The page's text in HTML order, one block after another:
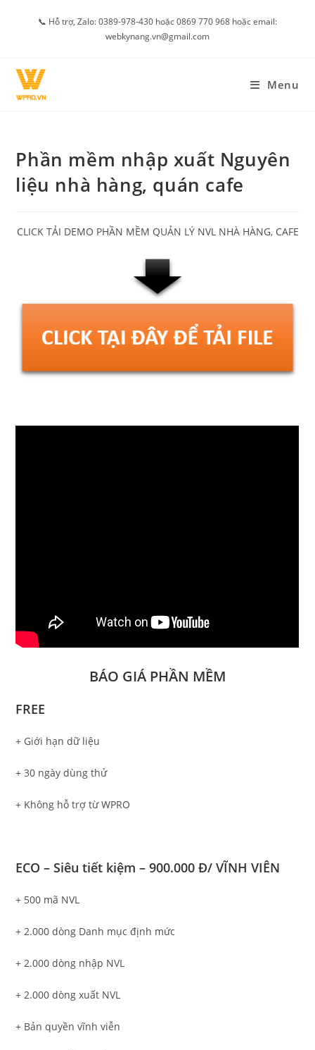
📞 Hỗ trợ, Zalo: 0389-978-430 hoặc 0869 770 968 hoặc email:
webkynang.vn@gmail.com
Menu
Phần mềm nhập xuất Nguyên
liệu nhà hàng, quán cafe
CLICK TẢI DEMO PHẦN MỀM QUẢN LÝ NVL NHÀ HÀNG, CAFE
BÁO GIÁ PHẦN MỀM
FREE
+ Giới hạn dữ liệu
+ 30 ngày dùng thử
+ Không hỗ trợ từ WPRO
ECO – Siêu tiết kiệm – 900.000 Đ/ VĨNH VIÊN
+ 500 mã NVL
+ 2.000 dòng Danh mục định mức
+ 2.000 dòng nhập NVL
+ 2.000 dòng xuất NVL
+ Bản quyền vĩnh viễn